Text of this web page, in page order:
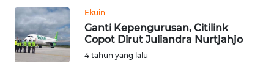
Ekuin
Ganti Kepengurusan, Citilink
Copot Dirut Juliandra Nurtjahjo
4 tahun yang lalu
WN
SULTENG
WN
SULBAR